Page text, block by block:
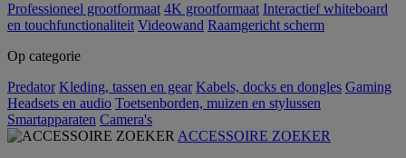
Professioneel grootformaat 4K grootformaat Interactief whiteboard
en touchfunctionaliteit Videowand Raamgericht scherm
Op categorie
Predator Kleding, tassen en gear Kabels, docks en dongles Gaming
Headsets en audio Toetsenborden, muizen en stylussen
Smartapparaten Camera's
ACCESSOIRE ZOEKER